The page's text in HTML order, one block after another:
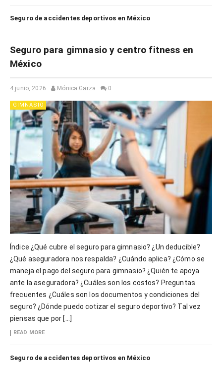
Seguro de accidentes deportivos en México
Seguro para gimnasio y centro fitness en
México
4 junio, 2026 Mónica Garza 0
GIMNASIO
Índice ¿Qué cubre el seguro para gimnasio? ¿Un deducible?
¿Qué aseguradora nos respalda? ¿Cuándo aplica? ¿Cómo se
maneja el pago del seguro para gimnasio? ¿Quién te apoya
ante la aseguradora? ¿Cuáles son los costos? Preguntas
frecuentes ¿Cuáles son los documentos y condiciones del
seguro? ¿Dónde puedo cotizar el seguro deportivo? Tal vez
piensas que por […]
READ MORE
Seguro de accidentes deportivos en México